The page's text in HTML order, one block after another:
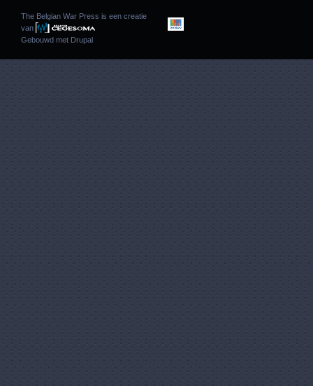
The Belgian War Press is een creatie
van
Gebouwd met Drupal